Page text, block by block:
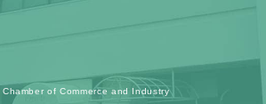
of Commerce and Industry